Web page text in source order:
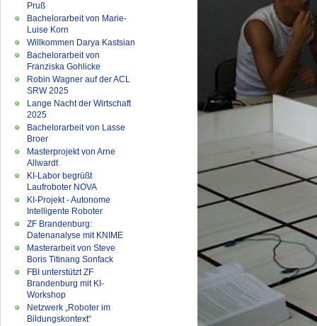
Pruß
Bachelorarbeit von Marie-
Luise Korn
Willkommen Darya Kastsian
Bachelorarbeit von
Franziska Gohlicke
Robin Wagner auf der ACL
SRW 2025
Lange Nacht der Wirtschaft
2025
Bachelorarbeit von Lasse
Broer
Masterprojekt von Arne
Allwardt
KI-Labor begrüßt
Laufroboter NOVA
KI-Projekt - Autonome
Intelligente Roboter
ZF Brandenburg:
Datenanalyse mit KNIME
Masterarbeit von Steve
Boris Titinang Sonfack
FBI unterstützt ZF
Brandenburg mit KI-
Workshop
Netzwerk „Roboter im
Bildungskontext“